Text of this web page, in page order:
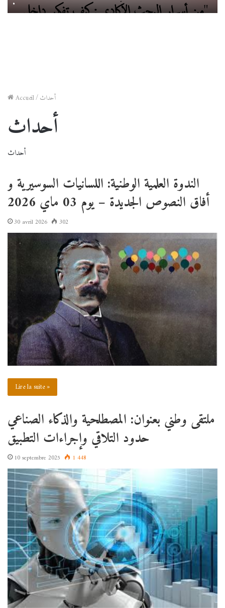
Accueil/أحداث
أحداث
أحداث
الندوة العلمية الوطنية: اللسانيات السوسيرية و
أفاق النصوص الجديدة – يوم 03 ماي 2026
30 avril 2026 302
Lire la suite »
ملتقى وطني بعنوان: المصطلحية والذكاء الصناعي
حدود التلاقي وإجراءات التطبيق
10 septembre 2025 1 448